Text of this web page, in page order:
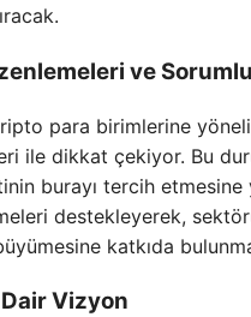
ve
para birimlerine
ile dikkat çekiyor. Bu
burayı tercih etmesine
destekleyerek,
katkıda
Vizyon